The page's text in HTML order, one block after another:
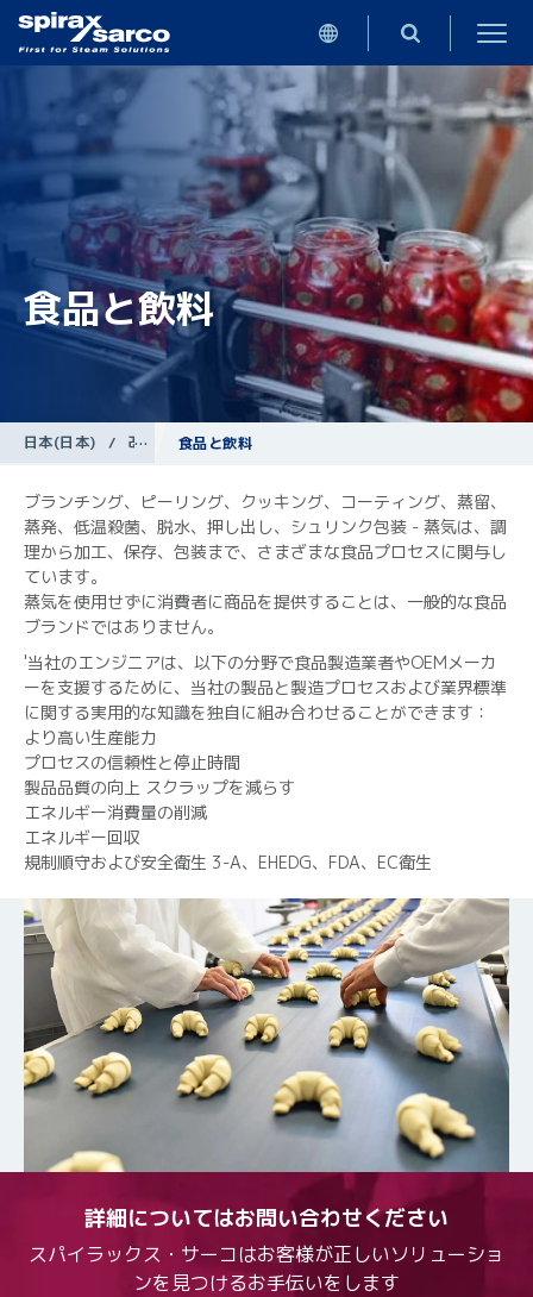
食品と飲料
日本(日本) / 改善事例食品と飲料
ブランチング、ピーリング、クッキング、コーティング、蒸留、
蒸発、低温殺菌、脱水、押し出し、シュリンク包装 - 蒸気は、調
理から加工、保存、包装まで、さまざまな食品プロセスに関与し
ています。
蒸気を使用せずに消費者に商品を提供することは、一般的な食品
ブランドではありません。
'当社のエンジニアは、以下の分野で食品製造業者やOEMメーカ
ーを支援するために、当社の製品と製造プロセスおよび業界標準
に関する実用的な知識を独自に組み合わせることができます：
より高い生産能力
プロセスの信頼性と停止時間
製品品質の向上 スクラップを減らす
エネルギー消費量の削減
エネルギー回収
規制順守および安全衛生 3-A、EHEDG、FDA、EC衛生
詳細についてはお問い合わせください
スパイラックス・サーコはお客様が正しいソリューショ
ンを見つけるお手伝いをします